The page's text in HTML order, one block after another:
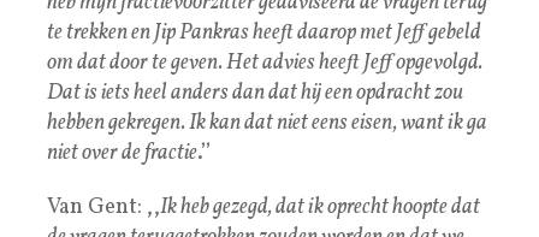
te trekken en Jip Pankras heeft daarop met Jeff gebeld
om dat door te geven. Het advies heeft Jeff opgevolgd.
Dat is iets heel anders dan dat hij een opdracht zou
hebben gekregen. Ik kan dat niet eens eisen, want ik ga
niet over de fractie.’’
Van Gent: ,,Ik heb gezegd, dat ik oprecht hoopte dat